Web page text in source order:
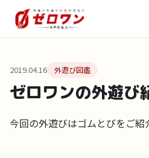
2019.04.16 外遊び図鑑
ゼロワンの外遊び
今回の外遊びはゴムとびをご紹